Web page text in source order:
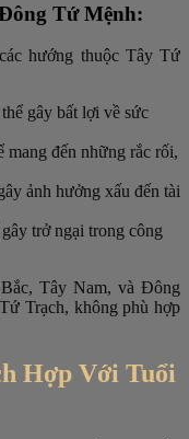
Tứ Mệnh:
hướng thuộc Tây Tứ
gây bất lợi về sức
đến những rắc rối,
ảnh hưởng xấu đến tài
trở ngại trong công
Tây Nam, và Đông
Trạch, không phù hợp
Hợp Với Tuổi